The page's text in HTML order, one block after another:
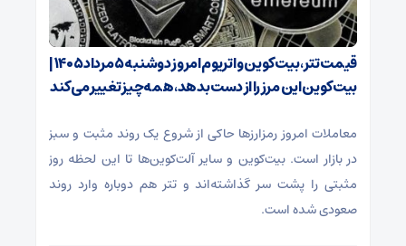
قیمت تتر، بیت‌کوین و اتریوم امروز دوشنبه ۵ مرداد ۱۴۰۵ |
بیت‌کوین این مرز را از دست بدهد، همه‌چیز تغییر می‌کند
معاملات امروز رمزارز‌ها حاکی از شروع یک روند مثبت و سبز
در بازار است. بیت‌کوین و سایر آلت‌کوین‌ها تا این لحظه روز
مثبتی را پشت سر گذاشته‌اند و تتر هم دوباره وارد روند
صعودی شده است.